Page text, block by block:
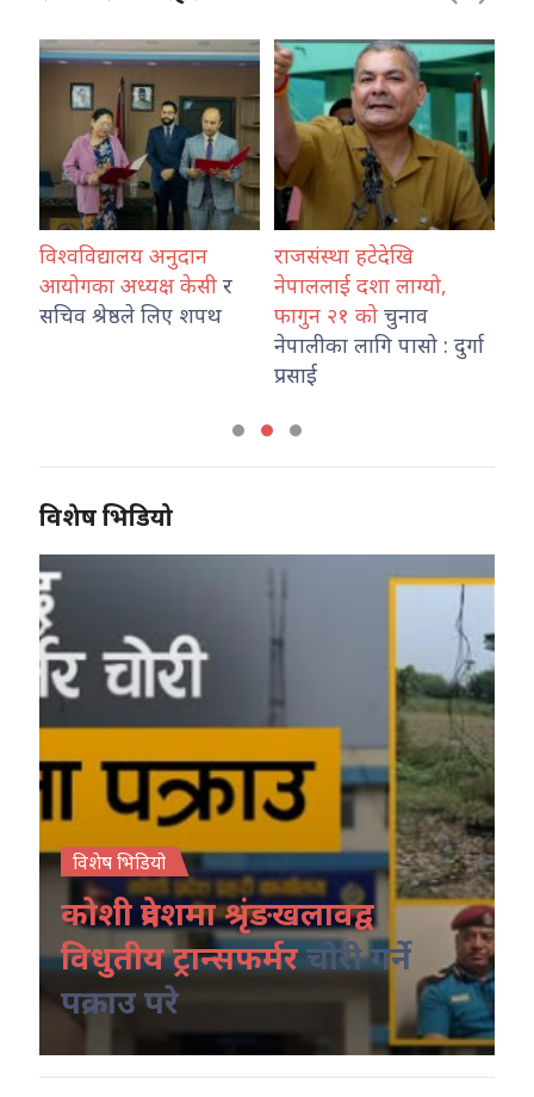
विश्वविद्यालय अनुदान
आयोगका अध्यक्ष केसी र
सचिव श्रेष्ठले लिए शपथ
राजसंस्था हटेदेखि
नेपाललाई दशा लाग्यो,
फागुन २१ को चुनाव
नेपालीका लागि पासो : दुर्गा
प्रसाई
विशेष भिडियो
विशेष भिडियो
कोशी प्रदेशमा श्रृंङखलावद्व
विधुतीय ट्रान्सफर्मरचोरी गर्ने
पक्राउ परे